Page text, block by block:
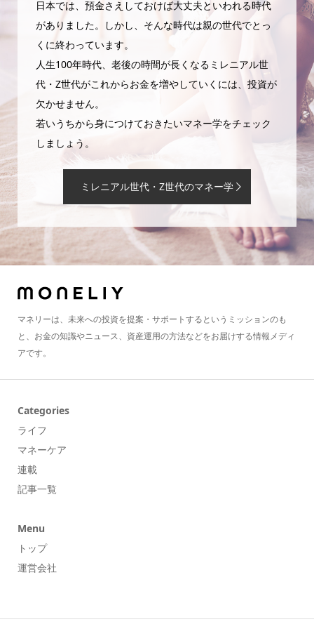
日本では、預金さえしておけば大丈夫といわれる時代
がありました。しかし、そんな時代は親の世代でとっ
くに終わっています。
人生100年時代、老後の時間が長くなるミレニアル世
代・Z世代がこれからお金を増やしていくには、投資が
欠かせません。
若いうちから身につけておきたいマネー学をチェック
しましょう。
ミレニアル世代・Z世代のマネー学
マネリーは、未来への投資を提案・サポートするというミッションのも
と、お金の知識やニュース、資産運用の方法などをお届けする情報メディ
アです。
Categories
ライフ
マネーケア
連載
記事一覧
Menu
トップ
運営会社